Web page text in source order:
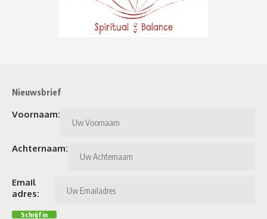
Nieuwsbrief
Voornaam:
Achternaam:
Email
adres: